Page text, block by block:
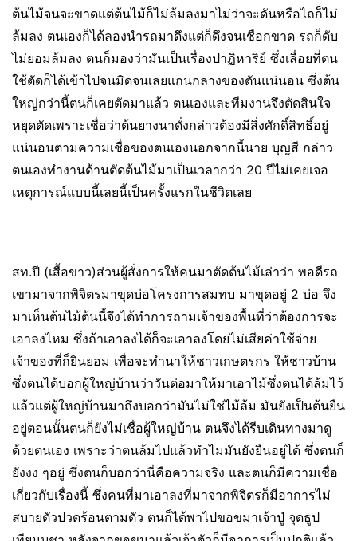
ต้นไม้จนจะขาดแต่ต้นไม้ก็ไม่ล้มลงมาไม่ว่าจะดันหรือไถก็ไม่
ล้มลง ตนเองก็ได้ลองนำรถมาดึงแต่ก็ดึงจนเชือกขาด รถก็ดับ
ไม่ยอมล้มลง ตนก็มองว่ามันเป็นเรื่องปาฏิหาริย์ ซึ่งเลื่อยที่ตน
ใช้ตัดก็ได้เข้าไปจนมิดจนเลยแกนกลางของตันแน่นอน ซึ่งต้น
ใหญ่กว่านี้ตนก็เคยตัดมาแล้ว ตนเองและทีมงานจึงตัดสินใจ
หยุดตัดเพราะเชื่อว่าต้นยางนาดั่งกล่าวต้องมีสิ่งศักดิ์สิทธิ์อยู่
แน่นอนตามความเชื่อของตนเองนอกจากนี้นาย บุญสี กล่าว
ตนเองทำงานด้านตัดต้นไม้มาเป็นเวลากว่า 20 ปีไม่เคยเจอ
เหตุการณ์แบบนี้เลยนี้เป็นครั้งแรกในชีวิตเลย
สท.ปี (เสื้อขาว)ส่วนผู้สั่งการให้คนมาตัดต้นไม้เล่าว่า พอดีรถ
เขามาจากพิจิตรมาขุดบ่อโครงการสมทบ มาขุดอยู่ 2 บ่อ จึง
มาเห็นต้นไม้ต้นนี้จึงได้ทำการถามเจ้าของพื้นที่ว่าต้องการจะ
เอาลงไหม ซึ่งถ้าเอาลงได้ก็จะเอาลงโดยไม่เสียค่าใช้จ่าย
เจ้าของที่ก็ยินยอม เพื่อจะทำนาให้ชาวเกษตรกร ให้ชาวบ้าน
ซึ่งตนได้บอกผู้ใหญ่บ้านว่าวันต่อมาให้มาเอาไม้ซึ่งตนได้ล้มไว้
แล้วแต่ผู้ใหญ่บ้านมาถึงบอกว่ามันไม่ใช่ไม้ล้ม มันยังเป็นต้นยืน
อยู่ตอนนั้นตนก็ยังไม่เชื่อผู้ใหญ่บ้าน ตนจึงได้รีบเดินทางมาดู
ด้วยตนเอง เพราะว่าตนล้มไปแล้วทำไมมันยังยืนอยู่ได้ ซึ่งตนก็
ยังงง ๆอยู่ ซึ่งตนก็บอกว่านี่คือความจริง และตนก็มีความเชื่อ
เกี่ยวกับเรื่องนี้ ซึ่งคนที่มาเอาลงที่มาจากพิจิตรก็มีอาการไม่
สบายตัวปวดร้อนตามตัว ตนก็ได้พาไปขอขมาเจ้าปู่ จุดธูป